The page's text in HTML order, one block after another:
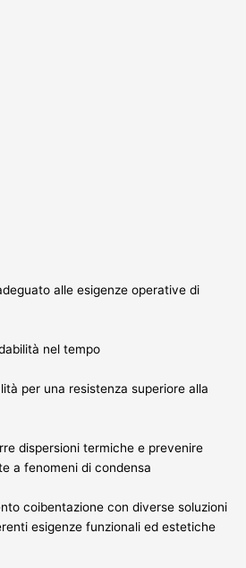
alle esigenze operative di
nel tempo
per una resistenza superiore alla
dispersioni termiche e prevenire
a fenomeni di condensa
coibentazione con diverse soluzioni
esigenze funzionali ed estetiche